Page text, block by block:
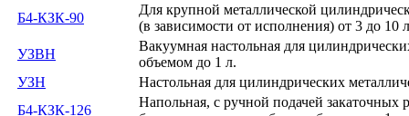
Б4-КЗК-90
Для крупной металлической
(в зависимости от исполнения) от 3 до 10
УЗВН
Вакуумная настольная для
объемом до 1 л.
УЗН
Настольная для цилиндрических
Б4-КЗК-126
Напольная, с ручной подачей закаточных